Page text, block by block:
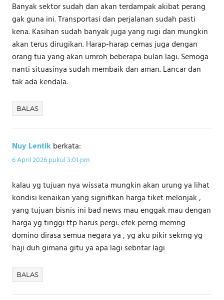
Banyak sektor sudah dan akan terdampak akibat perang
gak guna ini. Transportasi dan perjalanan sudah pasti
kena. Kasihan sudah banyak juga yang rugi dan mungkin
akan terus dirugikan. Harap-harap cemas juga dengan
orang tua yang akan umroh beberapa bulan lagi. Semoga
nanti situasinya sudah membaik dan aman. Lancar dan
tak ada kendala.
BALAS
Nuy Lentikberkata:
6 April 2026 pukul 3:01 pm
kalau yg tujuan nya wissata mungkin akan urung ya lihat
kondisi kenaikan yang signifikan harga tiket melonjak ,
yang tujuan bisnis ini bad news mau enggak mau dengan
harga yg tinggi ttp harus pergi. efek perng memng
domino dirasa semua negara ya , yg aku pikir sekrng yg
haji duh gimana gitu ya apa lagi sebntar lagi
BALAS